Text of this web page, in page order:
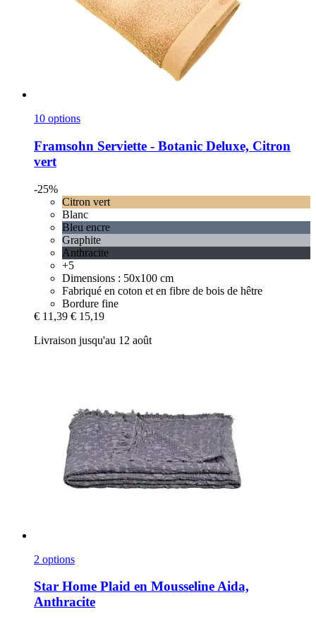
10 options
Framsohn Serviette -​ Botanic Deluxe, Citron
vert
-25%
Citron vert
Blanc
Bleu encre
Graphite
Anthracite
+5
Dimensions : 50x100 cm
Fabriqué en coton et en fibre de bois de hêtre
Bordure fine
€ 11,39 € 15,19
Livraison jusqu'au 12 août
2 options
Star Home Plaid en Mousseline Aida,
Anthracite